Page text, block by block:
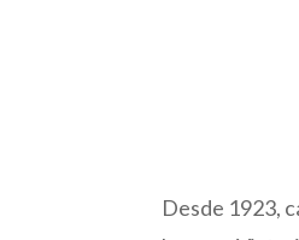
Desde 1923,